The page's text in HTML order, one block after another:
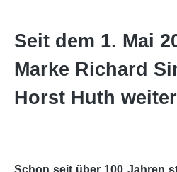
Seit dem 1. Mai
Marke Richard
Horst Huth weiter
Schon seit über 100 Jahren